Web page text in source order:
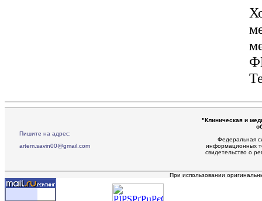
Пишите на адрес:
artem.savin00@gmail.com
"Клиническая и
Федеральная
информационных
свидетельство о
При использовании